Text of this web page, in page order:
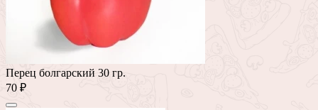
Перец болгарский 30 гр.
70 ₽